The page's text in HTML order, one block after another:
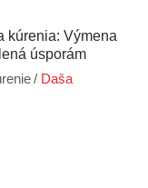
kúrenia: Výmena
úsporám
/ Daša